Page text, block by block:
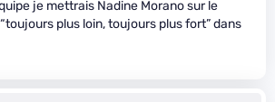
je mettrais Nadine Morano sur le
plus loin, toujours plus fort” dans